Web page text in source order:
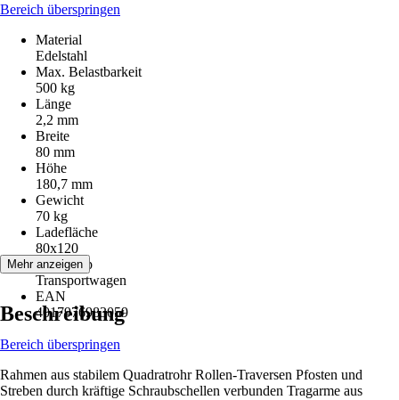
Bereich überspringen
Material
Edelstahl
Max. Belastbarkeit
500 kg
Länge
2,2 mm
Breite
80 mm
Höhe
180,7 mm
Gewicht
70 kg
Ladefläche
80x120
Artikeltyp
Transportwagen
EAN
4017976983059
Mehr anzeigen
Beschreibung
Bereich überspringen
Rahmen aus stabilem Quadratrohr Rollen-Traversen Pfosten und
Streben durch kräftige Schraubschellen verbunden Tragarme aus